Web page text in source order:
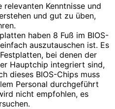
relevanten Kenntnisse und
und gut zu üben,
haben 8 Fuß im BIOS-
auszutauschen ist. Es
bei denen der
Hauptchip integriert sind,
dieses BIOS-Chips muss
Personal durchgeführt
nicht empfohlen, es